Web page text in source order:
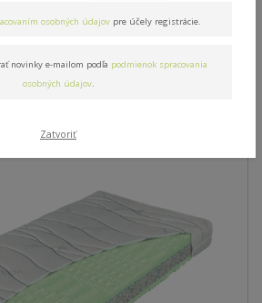
osobných údajov pre účely registrácie.
novinky e-mailom podľa podmienok spracovania
osobných údajov.
Zatvoriť